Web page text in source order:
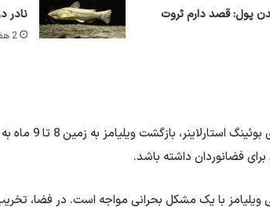
پول: قصد دارم ثروت
نادر
2 هفته پیش
به دلیل مشکلات
فضانوردان داشته باشد.
با یک مشکل بحرانی مواجه است. در فضا،